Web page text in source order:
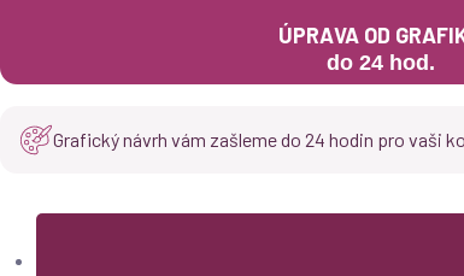
ÚPRAVA OD
do 24 hod.
Grafický návrh vám zašleme do 24 hodin pro vaši